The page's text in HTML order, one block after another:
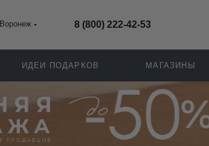
Воронеж 8 (800) 222-42-53
ИДЕИ ПОДАРКОВ МАГАЗИНЫ